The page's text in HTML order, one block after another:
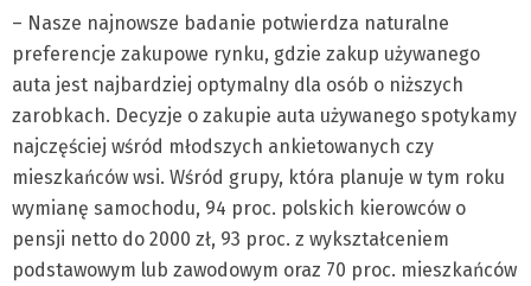
– Nasze najnowsze badanie potwierdza naturalne
preferencje zakupowe rynku, gdzie zakup używanego
auta jest najbardziej optymalny dla osób o niższych
zarobkach. Decyzje o zakupie auta używanego spotykamy
najczęściej wśród młodszych ankietowanych czy
mieszkańców wsi. Wśród grupy, która planuje w tym roku
wymianę samochodu, 94 proc. polskich kierowców o
pensji netto do 2000 zł, 93 proc. z wykształceniem
podstawowym lub zawodowym oraz 70 proc. mieszkańców